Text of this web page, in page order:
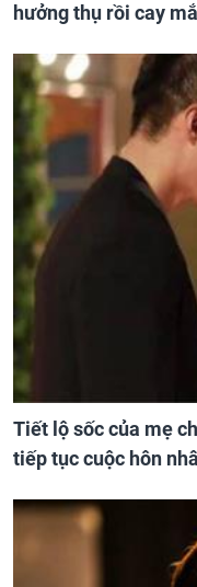
hưởng thụ rồi cay
Tiết lộ sốc của mẹ
tiếp tục cuộc hôn